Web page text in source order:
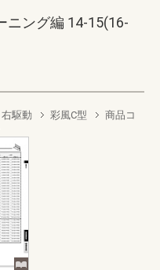
ング編 14-15(16-
駆動 彩風C型
商品コ